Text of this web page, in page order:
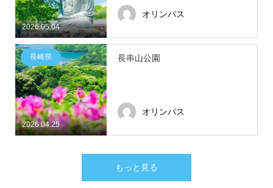
2026.05.04
オリンパス
2026.04.25
長崎県 長串山公園
オリンパス
もっと見る